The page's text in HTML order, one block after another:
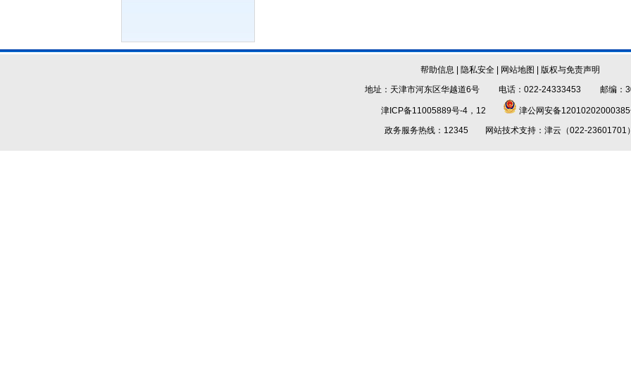
帮助信息 隐私安全| 网站地图
版权与免责声明
地址：天津市河东区华越道6号 电话：022-24333453 邮编：
津ICP备11005889号-4，12
津公网安备
政务服务热线：12345 网站技术支持：津云（022-23601701）